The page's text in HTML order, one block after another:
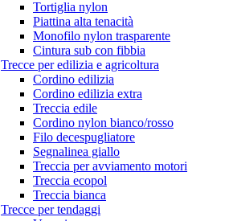
Tortiglia nylon
Piattina alta tenacità
Monofilo nylon trasparente
Cintura sub con fibbia
Trecce per edilizia e agricoltura
Cordino edilizia
Cordino edilizia extra
Treccia edile
Cordino nylon bianco/rosso
Filo decespugliatore
Segnalinea giallo
Treccia per avviamento motori
Treccia ecopol
Treccia bianca
Trecce per tendaggi